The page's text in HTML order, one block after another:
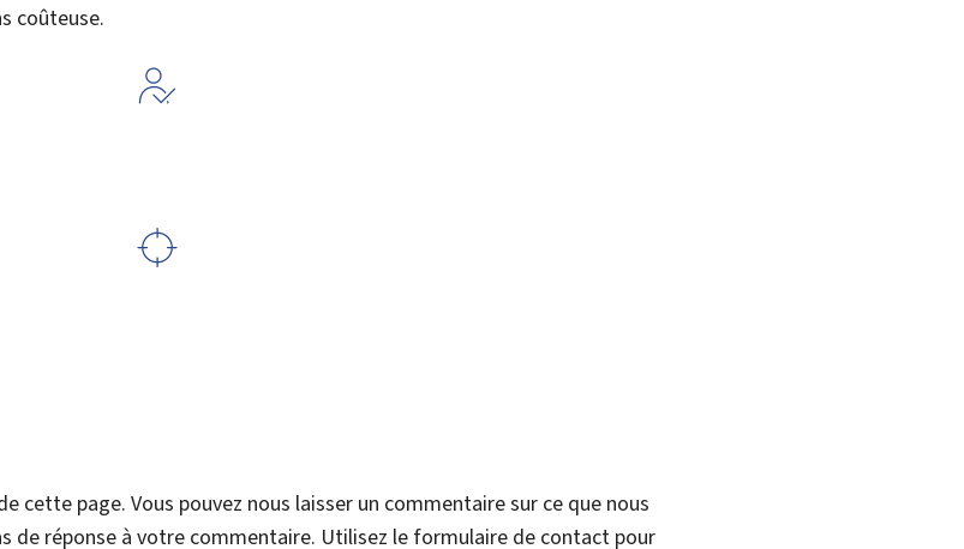
coûteuse.
cette page. Vous pouvez nous laisser un commentaire sur ce que nous
de réponse à votre commentaire. Utilisez le formulaire de contact pour